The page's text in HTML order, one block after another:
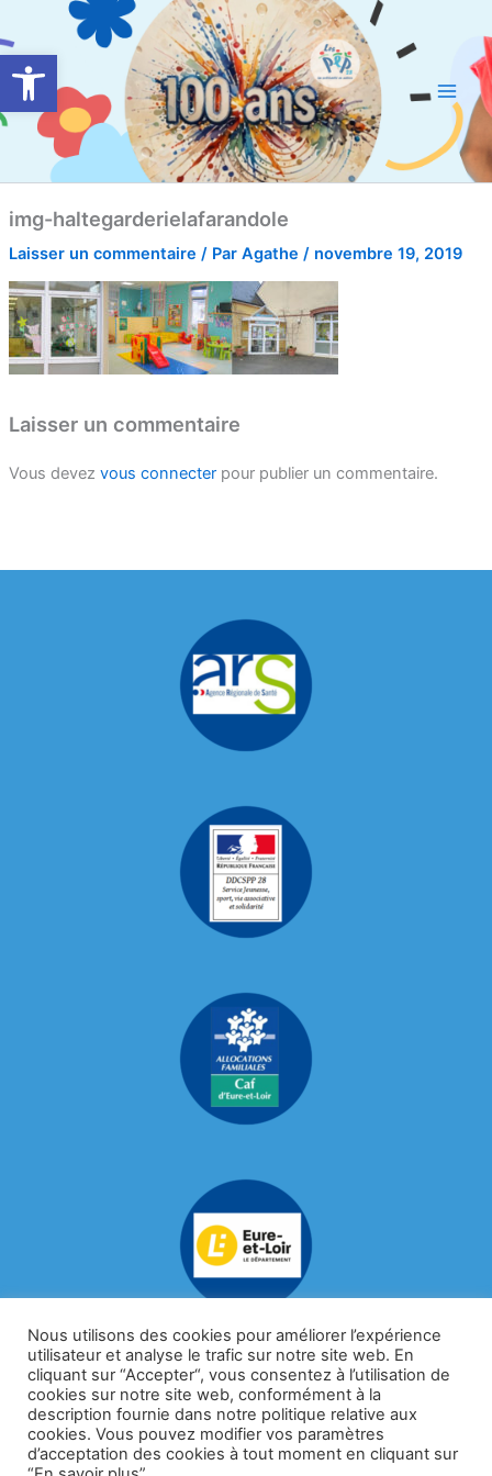
Ouvrir la barre d’outils
au
contenu
img-haltegarderielafarandole
Laisser un commentaire / Par Agathe / novembre 19, 2019
Laisser un commentaire
Vous devez vous connecterpour publier un commentaire.
Nous utilisons des cookies pour améliorer l’expérience
utilisateur et analyse le trafic sur notre site web. En
cliquant sur “Accepter“, vous consentez à l’utilisation de
cookies sur notre site web, conformément à la
description fournie dans notre politique relative aux
cookies. Vous pouvez modifier vos paramètres
d’acceptation des cookies à tout moment en cliquant sur